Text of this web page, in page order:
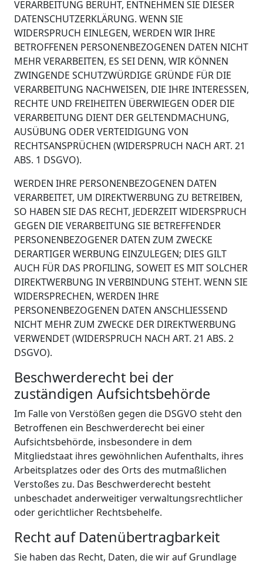
VERARBEITUNG BERUHT, ENTNEHMEN SIE DIESER
DATENSCHUTZERKLÄRUNG. WENN SIE
WIDERSPRUCH EINLEGEN, WERDEN WIR IHRE
BETROFFENEN PERSONENBEZOGENEN DATEN NICHT
MEHR VERARBEITEN, ES SEI DENN, WIR KÖNNEN
ZWINGENDE SCHUTZWÜRDIGE GRÜNDE FÜR DIE
VERARBEITUNG NACHWEISEN, DIE IHRE INTERESSEN,
RECHTE UND FREIHEITEN ÜBERWIEGEN ODER DIE
VERARBEITUNG DIENT DER GELTENDMACHUNG,
AUSÜBUNG ODER VERTEIDIGUNG VON
RECHTSANSPRÜCHEN (WIDERSPRUCH NACH ART. 21
ABS. 1 DSGVO).
WERDEN IHRE PERSONENBEZOGENEN DATEN
VERARBEITET, UM DIREKTWERBUNG ZU BETREIBEN,
SO HABEN SIE DAS RECHT, JEDERZEIT WIDERSPRUCH
GEGEN DIE VERARBEITUNG SIE BETREFFENDER
PERSONENBEZOGENER DATEN ZUM ZWECKE
DERARTIGER WERBUNG EINZULEGEN; DIES GILT
AUCH FÜR DAS PROFILING, SOWEIT ES MIT SOLCHER
DIREKTWERBUNG IN VERBINDUNG STEHT. WENN SIE
WIDERSPRECHEN, WERDEN IHRE
PERSONENBEZOGENEN DATEN ANSCHLIESSEND
NICHT MEHR ZUM ZWECKE DER DIREKTWERBUNG
VERWENDET (WIDERSPRUCH NACH ART. 21 ABS. 2
DSGVO).
Beschwerde­recht bei der
zuständigen Aufsichts­behörde
Im Falle von Verstößen gegen die DSGVO steht den
Betroffenen ein Beschwerderecht bei einer
Aufsichtsbehörde, insbesondere in dem
Mitgliedstaat ihres gewöhnlichen Aufenthalts, ihres
Arbeitsplatzes oder des Orts des mutmaßlichen
Verstoßes zu. Das Beschwerderecht besteht
unbeschadet anderweitiger verwaltungsrechtlicher
oder gerichtlicher Rechtsbehelfe.
Recht auf Daten­übertrag­barkeit
Sie haben das Recht, Daten, die wir auf Grundlage